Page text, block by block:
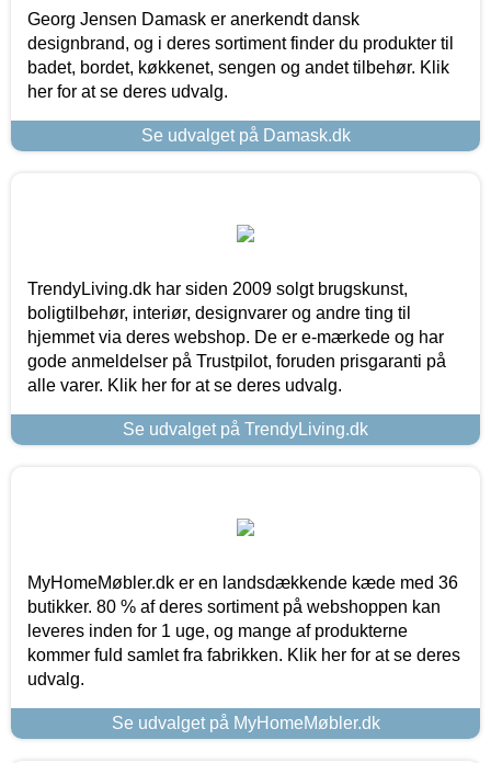
Georg Jensen Damask er anerkendt dansk
designbrand, og i deres sortiment finder du produkter til
badet, bordet, køkkenet, sengen og andet tilbehør. Klik
her for at se deres udvalg.
Se udvalget på Damask.dk
TrendyLiving.dk har siden 2009 solgt brugskunst,
boligtilbehør, interiør, designvarer og andre ting til
hjemmet via deres webshop. De er e-mærkede og har
gode anmeldelser på Trustpilot, foruden prisgaranti på
alle varer. Klik her for at se deres udvalg.
Se udvalget på TrendyLiving.dk
MyHomeMøbler.dk er en landsdækkende kæde med 36
butikker. 80 % af deres sortiment på webshoppen kan
leveres inden for 1 uge, og mange af produkterne
kommer fuld samlet fra fabrikken. Klik her for at se deres
udvalg.
Se udvalget på MyHomeMøbler.dk